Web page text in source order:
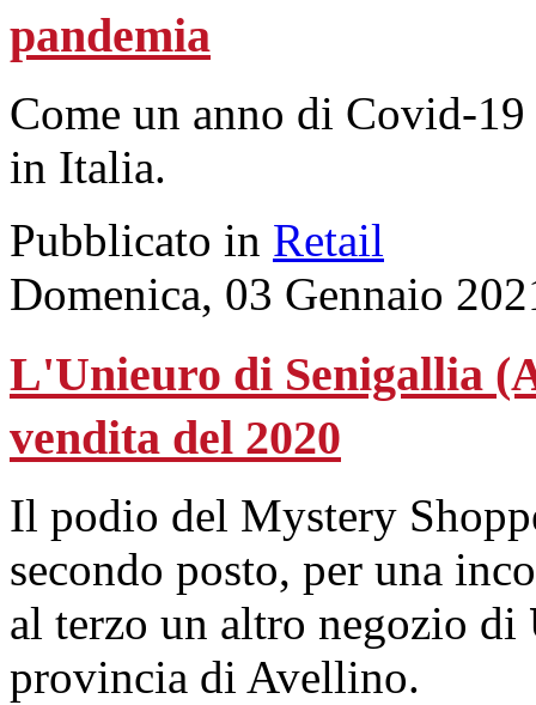
pandemia
Come un anno di Covid-
in Italia.
Pubblicato in Retail
Domenica, 03 Gennaio
L'Unieuro di Senigallia
vendita del 2020
Il podio del Mystery
secondo posto, per una
al terzo un altro negozio di
provincia di Avellino.